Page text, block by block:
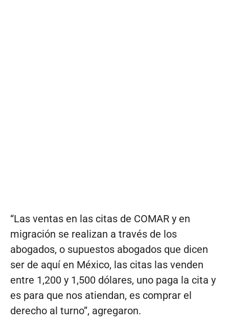
“Las ventas en las citas de COMAR y en
migración se realizan a través de los
abogados, o supuestos abogados que dicen
ser de aquí en México, las citas las venden
entre 1,200 y 1,500 dólares, uno paga la cita y
es para que nos atiendan, es comprar el
derecho al turno”, agregaron.